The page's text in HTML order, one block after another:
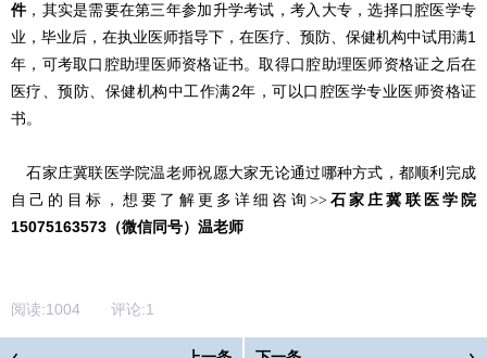
件，其实是需要在第三年参加升学考试，考入大专，选择口腔医学专
业，毕业后， 在执业医师指导下， 在医疗、预防、保健机构中试用满1
年， 可考取口腔助理医师资格证书。取得口腔助理医师资格证之后在
医疗、预防、保健机构中工作满2年 ，可以口腔医学专业医师资格证
书。
石家庄冀联医学院温老师祝愿大家无论通过哪种方式，都顺利完成
自己的目标，想要了解更多 详细咨询>>石家庄冀联医学院
15075163573 （微信同号）温老师
阅读:1004 评论:1